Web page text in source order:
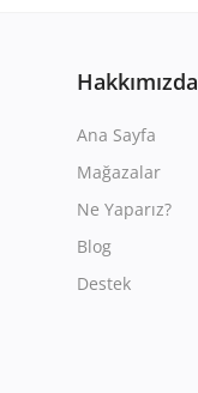
Hakkımızda
Ana Sayfa
Mağazalar
Ne Yaparız?
Blog
Destek